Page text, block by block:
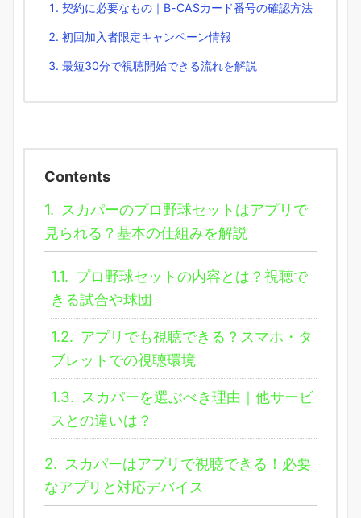
契約に必要なもの｜B-CASカード番号の確認方法
初回加入者限定キャンペーン情報
最短30分で視聴開始できる流れを解説
Contents
1. スカパーのプロ野球セットはアプリで
見られる？基本の仕組みを解説
1.1. プロ野球セットの内容とは？視聴で
きる試合や球団
1.2. アプリでも視聴できる？スマホ・タ
ブレットでの視聴環境
1.3. スカパーを選ぶべき理由｜他サービ
スとの違いは？
2. スカパーはアプリで視聴できる！必要
なアプリと対応デバイス